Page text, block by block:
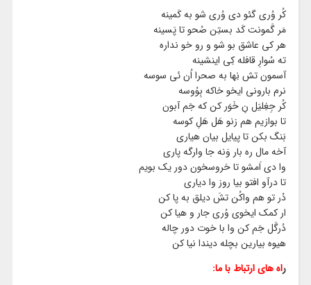
کُر وُری گئو دی وُری شو به کَمینه
مَر گَمونت کَد بستِن صُحو تا پَسینه
هر کی عاشق بو شو و رو خو نداره
ته سُوارِ قافله کِی اینشینه
آسمون تش نِها به صحرا اُن ئی سوسه
نرم بارونی ایخو خاکه بِوُوسه
کُر جِغِلیَل نِ خَوَر کن که جَم آبون
تا بوازیم هم زنو هَل هَلِ کوسه
بَنگ بکن تا پیایل بیان هیاری
آخه مال ره بار وَنه جا وارگه پاری
وا دی اَمشو تا خروسخون دور یک بویم
تا درآو افتو بیا روز وا دیاری
دُر تو هم واکُن تشَ دیلق به پا کن
ار کمک ایخوی وُری جار و هیا کن
دُرگَل جَم کن وا با خوت دور چاله
هیوه بیارین بچله دیندا نیا کن
راه های ارتباط با ما: